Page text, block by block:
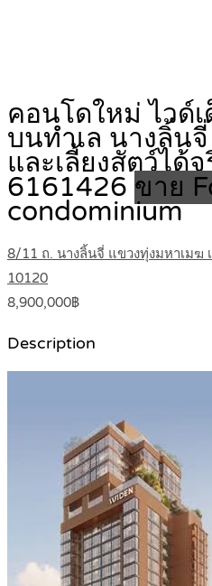
คอนโดใหม่ ไวด์
บนทำเล นางลิ้น
และเลี้ยงสัตว์ได้
6161426 ขาย
condominium
8/11 ถ. นางลิ้นจี่ แขวงทุ่งมหาเมฆ
10120
8,900,000฿
Description